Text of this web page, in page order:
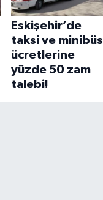
Eskişehir’de
taksi ve minibüs
ücretlerine
yüzde 50 zam
talebi!